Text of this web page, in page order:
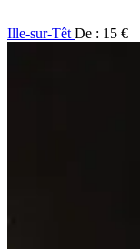
Ille-sur-Têt De : 15 €